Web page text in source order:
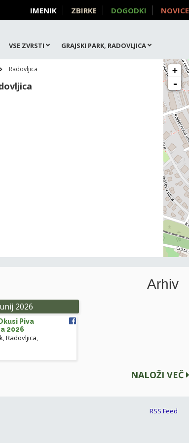
IMENIK ZBIRKE DOGODKI NOVICE
VSE ZVRSTI GRAJSKI PARK, RADOVLJICA
Radovljica +
-
Arhiv
2026
Piva
2026
Radovljica,
NALOŽI VEČ
RSS Feed